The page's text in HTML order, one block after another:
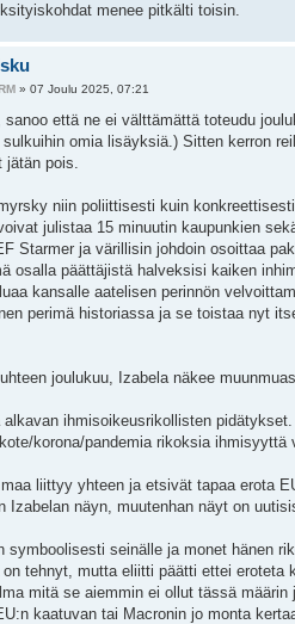
menee pitkälti toisin.
» 07 Joulu 2025, 07:21
sanoo että ne ei välttämättä toteudu
omia lisäyksiä.) Sitten kerron
pois.
niin poliittisesti kuin
julistaa 15 minuutin kaupunkien
Starmer ja värillisin johdoin osoittaa
osalla päättäjistä halveksisi kaiken
kansalle aatelisen perinnön
perimä historiassa ja se toistaa nyt
joulukuu, Izabela näkee
ihmisoikeusrikollisten
korona/pandemia rikoksia
liittyy yhteen ja etsivät tapaa erota
Izabelan näyn, muutenhan näyt on
symboolisesti seinälle ja monet hänen
tehnyt, mutta eliitti päätti ettei
mitä se aiemmin ei ollut tässä
kaatuvan tai Macronin jo monta